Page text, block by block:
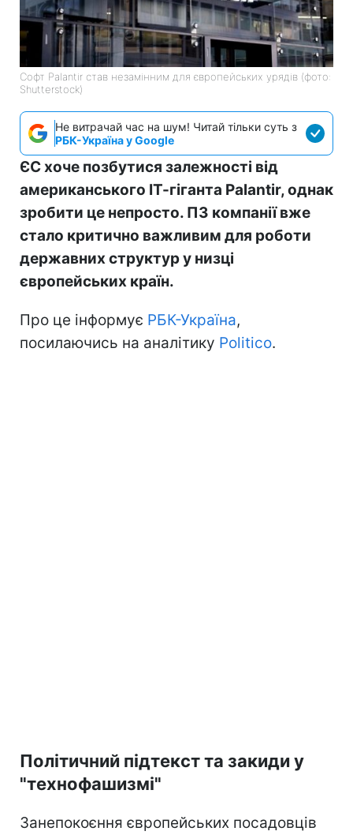
Софт Palantir став незамінним для європейських урядів (фото:
Shutterstock)
Не витрачай час на шум! Читай тільки суть з
РБК-Україна у Google
ЄС хоче позбутися залежності від
американського ІТ-гіганта Palantir, однак
зробити це непросто. ПЗ компанії вже
стало критично важливим для роботи
державних структур у низці
європейських країн.
Про це інформує РБК-Україна,
посилаючись на аналітику Politico.
Політичний підтекст та закиди у
"технофашизмі"
Занепокоєння європейських посадовців